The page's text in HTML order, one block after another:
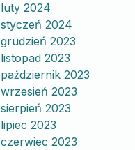
luty 2024
styczeń 2024
grudzień 2023
listopad 2023
październik 2023
wrzesień 2023
sierpień 2023
lipiec 2023
czerwiec 2023